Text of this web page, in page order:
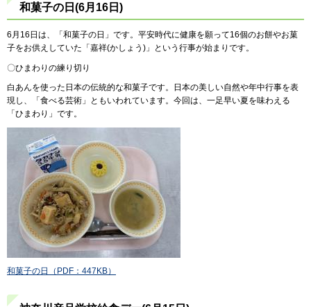
和菓子の日(6月16日)
6月16日は、「和菓子の日」です。平安時代に健康を願って16個のお餅やお菓
子をお供えしていた「嘉祥(かしょう)」という行事が始まりです。
〇ひまわりの練り切り
白あんを使った日本の伝統的な和菓子です。日本の美しい自然や年中行事を表
現し、「食べる芸術」ともいわれています。今回は、一足早い夏を味わえる
「ひまわり」です。
和菓子の日（PDF：447KB）